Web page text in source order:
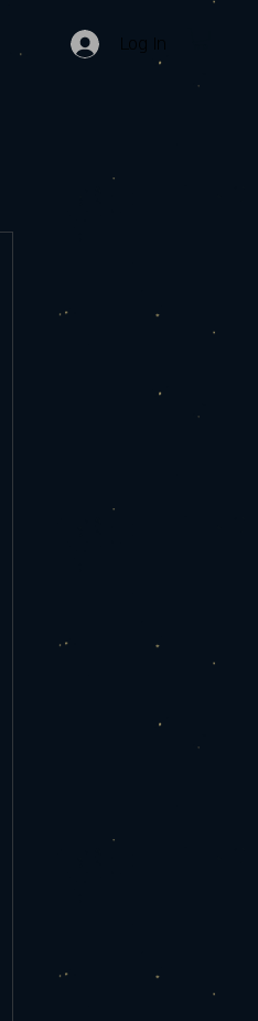
Log In